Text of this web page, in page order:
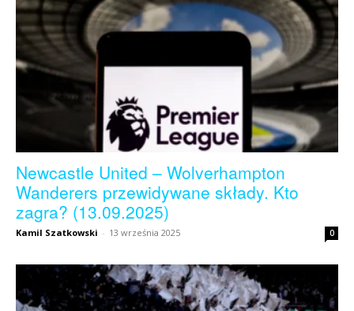
Newcastle United – Wolverhampton
Wanderers przewidywane składy. Kto
zagra? (13.09.2025)
Kamil Szatkowski - 13 września 2025 0